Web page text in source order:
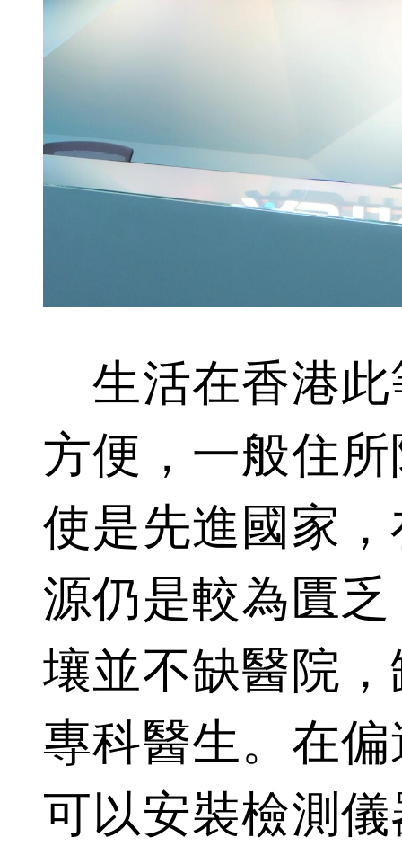
生活在香港此
方便，一般住
使是先進國家
源仍是較為匱
壤並不缺醫院
專科醫生。在
可以安裝檢測